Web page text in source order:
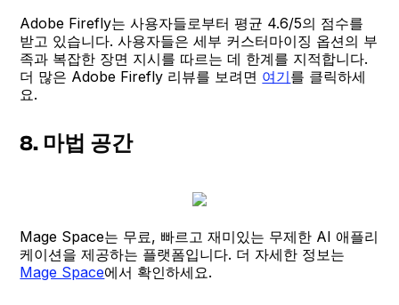
Adobe Firefly는 사용자들로부터 평균 4.6/5의 점수를
받고 있습니다. 사용자들은 세부 커스터마이징 옵션의 부
족과 복잡한 장면 지시를 따르는 데 한계를 지적합니다.
더 많은 Adobe Firefly 리뷰를 보려면 여기를 클릭하세
요.
8. 마법 공간
Mage Space는 무료, 빠르고 재미있는 무제한 AI 애플리
케이션을 제공하는 플랫폼입니다. 더 자세한 정보는
Mage Space에서 확인하세요.